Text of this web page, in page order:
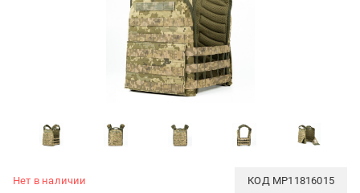
Нет в наличии КОД MP11816015